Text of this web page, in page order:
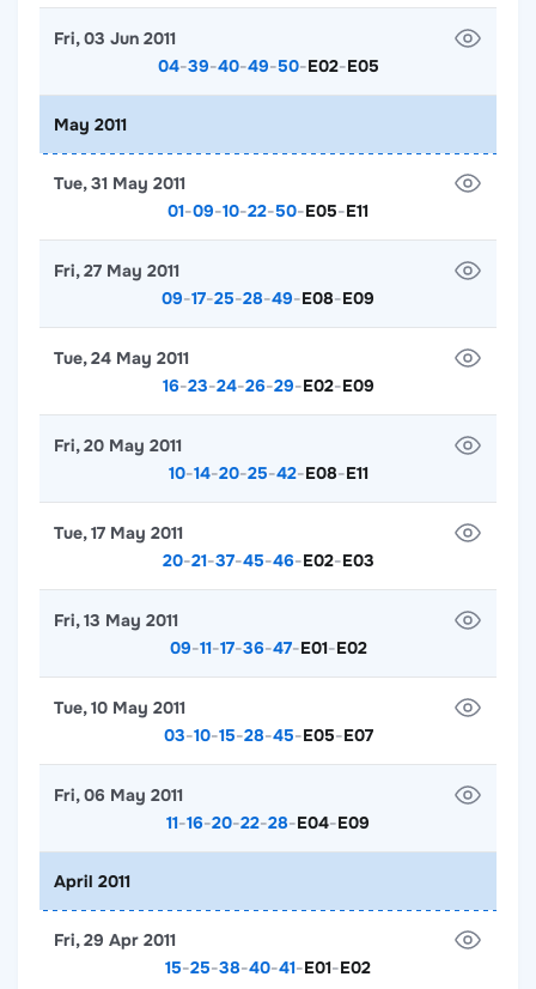
04-39-40-49-50-E02-E05
Fri, 03 Jun 2011
May 2011
01-09-10-22-50-E05-E11
Tue, 31 May 2011
09-17-25-28-49-E08-E09
Fri, 27 May 2011
16-23-24-26-29-E02-E09
Tue, 24 May 2011
10-14-20-25-42-E08-E11
Fri, 20 May 2011
20-21-37-45-46-E02-E03
Tue, 17 May 2011
09-11-17-36-47-E01-E02
Fri, 13 May 2011
03-10-15-28-45-E05-E07
Tue, 10 May 2011
11-16-20-22-28-E04-E09
Fri, 06 May 2011
April 2011
15-25-38-40-41-E01-E02
Fri, 29 Apr 2011